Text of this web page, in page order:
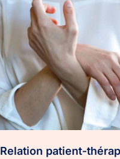
Relation patient-